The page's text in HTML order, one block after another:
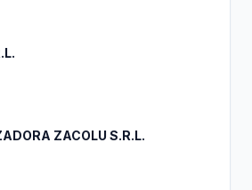
ZACOLU S.R.L.